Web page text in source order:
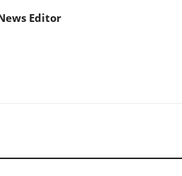
Editor